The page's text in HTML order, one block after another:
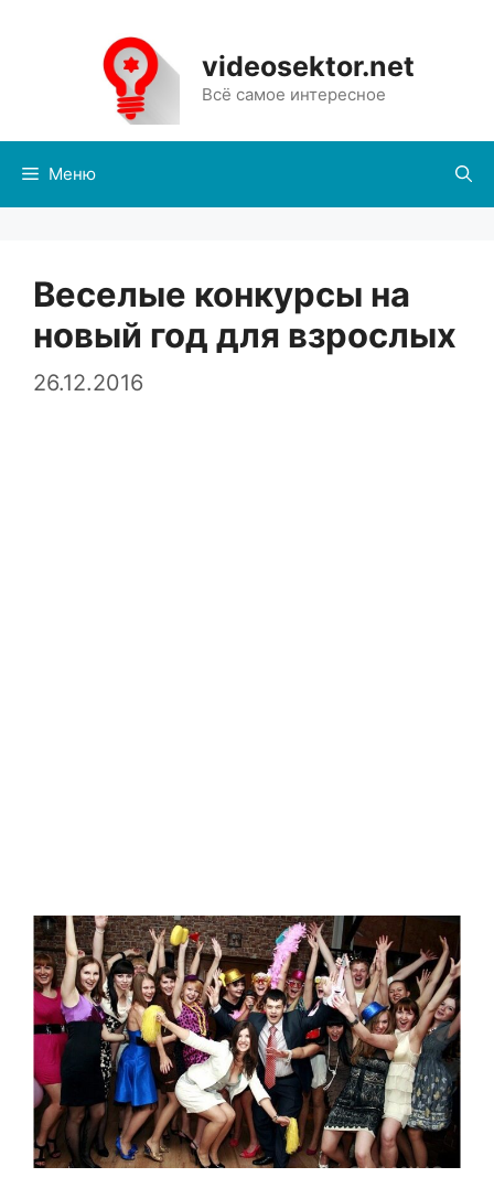
содержимому
videosektor.net
Всё самое интересное
Меню
Веселые конкурсы на
новый год для взрослых
26.12.2016